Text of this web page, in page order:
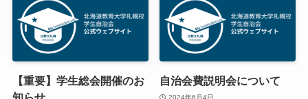
【重要】学生総会開催のお
自治会費説明会について
2024年6月4日